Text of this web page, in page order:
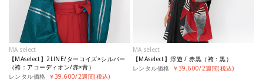
MA select
【MAselect】2LINE/ターコイズ×シルバー
（袴：アコーディオン/赤×青）
レンタル価格 ￥39,600/2週間(税込)
MA select
【MAselect】浮遊 / 赤黒（袴：黒）
レンタル価格 ￥39,600/2週間(税込)